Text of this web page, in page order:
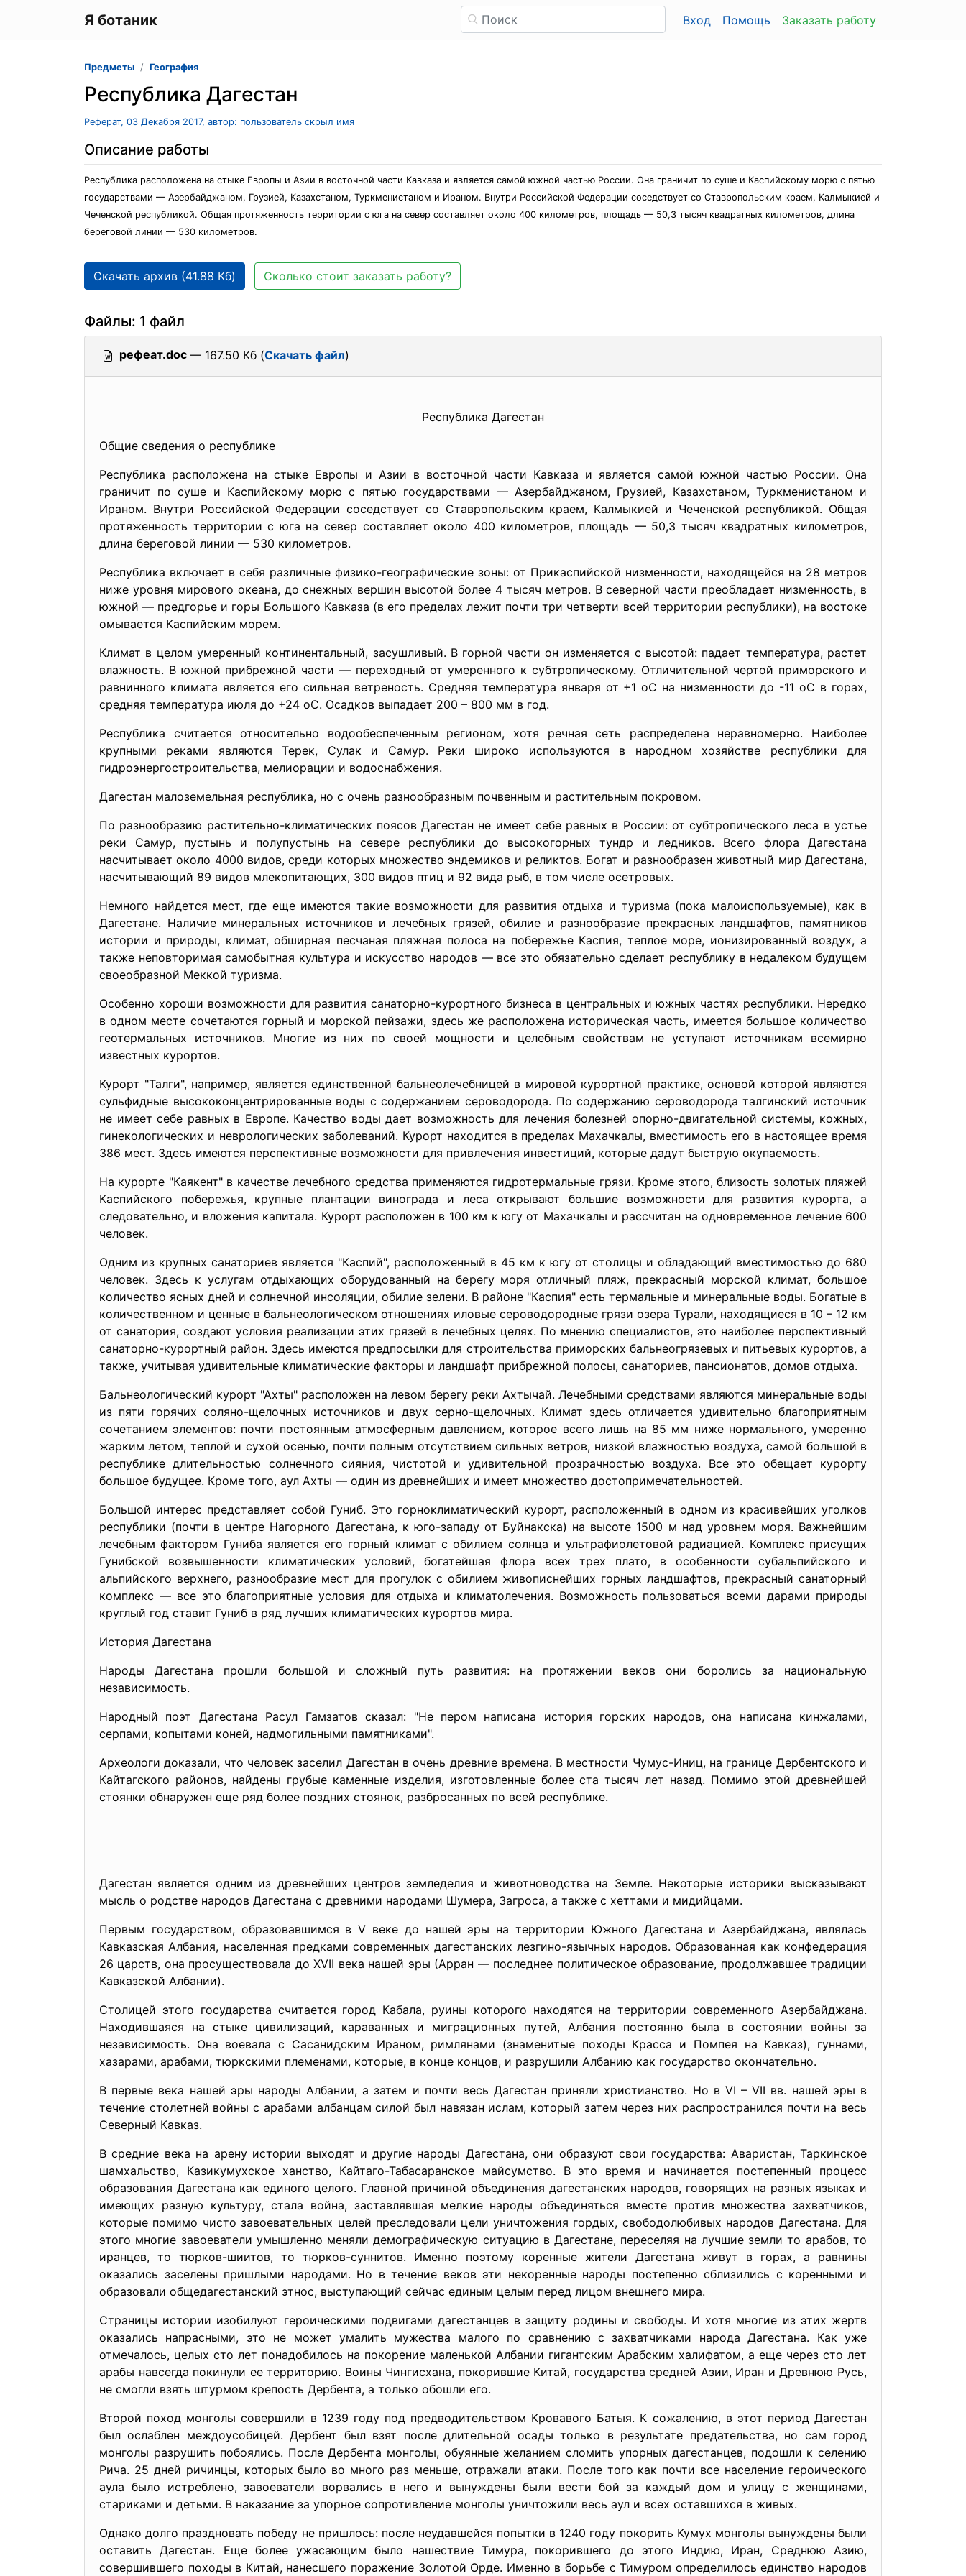
Я ботаник Вход Помощь Заказать работу
Предметы География
Республика Дагестан
Реферат, 03 Декабря 2017, автор: пользователь скрыл имя
Описание работы
Республика расположена на стыке Европы и Азии в восточной части Кавказа и является самой южной частью России. Она граничит по суше и Каспийскому морю с пятью
государствами — Азербайджаном, Грузией, Казахстаном, Туркменистаном и Ираном. Внутри Российской Федерации соседствует со Ставропольским краем, Калмыкией и
Чеченской республикой. Общая протяженность территории с юга на север составляет около 400 километров, площадь — 50,3 тысяч квадратных километров, длина
береговой линии — 530 километров.
Скачать архив (41.88 Кб) Сколько стоит заказать работу?
Файлы: 1 файл
рефеат.doc — 167.50 Кб (Скачать файл)
Республика Дагестан
Общие сведения о республике
Республика расположена на стыке Европы и Азии в восточной части Кавказа и является самой южной частью России. Она
граничит по суше и Каспийскому морю с пятью государствами — Азербайджаном, Грузией, Казахстаном, Туркменистаном и
Ираном. Внутри Российской Федерации соседствует со Ставропольским краем, Калмыкией и Чеченской республикой. Общая
протяженность территории с юга на север составляет около 400 километров, площадь — 50,3 тысяч квадратных километров,
длина береговой линии — 530 километров.
Республика включает в себя различные физико-географические зоны: от Прикаспийской низменности, находящейся на 28 метров
ниже уровня мирового океана, до снежных вершин высотой более 4 тысяч метров. В северной части преобладает низменность, в
южной — предгорье и горы Большого Кавказа (в его пределах лежит почти три четверти всей территории республики), на востоке
омывается Каспийским морем.
Климат в целом умеренный континентальный, засушливый. В горной части он изменяется с высотой: падает температура, растет
влажность. В южной прибрежной части — переходный от умеренного к субтропическому. Отличительной чертой приморского и
равнинного климата является его сильная ветреность. Средняя температура января от +1 oC на низменности до -11 oC в горах,
средняя температура июля до +24 оC. Осадков выпадает 200 – 800 мм в год.
Республика считается относительно водообеспеченным регионом, хотя речная сеть распределена неравномерно. Наиболее
крупными реками являются Терек, Сулак и Самур. Реки широко используются в народном хозяйстве республики для
гидроэнергостроительства, мелиорации и водоснабжения.
Дагестан малоземельная республика, но с очень разнообразным почвенным и растительным покровом.
По разнообразию растительно-климатических поясов Дагестан не имеет себе равных в России: от субтропического леса в устье
реки Самур, пустынь и полупустынь на севере республики до высокогорных тундр и ледников. Всего флора Дагестана
насчитывает около 4000 видов, среди которых множество эндемиков и реликтов. Богат и разнообразен животный мир Дагестана,
насчитывающий 89 видов млекопитающих, 300 видов птиц и 92 вида рыб, в том числе осетровых.
Немного найдется мест, где еще имеются такие возможности для развития отдыха и туризма (пока малоиспользуемые), как в
Дагестане. Наличие минеральных источников и лечебных грязей, обилие и разнообразие прекрасных ландшафтов, памятников
истории и природы, климат, обширная песчаная пляжная полоса на побережье Каспия, теплое море, ионизированный воздух, а
также неповторимая самобытная культура и искусство народов — все это обязательно сделает республику в недалеком будущем
своеобразной Меккой туризма.
Особенно хороши возможности для развития санаторно-курортного бизнеса в центральных и южных частях республики. Нередко
в одном месте сочетаются горный и морской пейзажи, здесь же расположена историческая часть, имеется большое количество
геотермальных источников. Многие из них по своей мощности и целебным свойствам не уступают источникам всемирно
известных курортов.
Курорт "Талги", например, является единственной бальнеолечебницей в мировой курортной практике, основой которой являются
сульфидные высококонцентрированные воды с содержанием сероводорода. По содержанию сероводорода талгинский источник
не имеет себе равных в Европе. Качество воды дает возможность для лечения болезней опорно-двигательной системы, кожных,
гинекологических и неврологических заболеваний. Курорт находится в пределах Махачкалы, вместимость его в настоящее время
386 мест. Здесь имеются перспективные возможности для привлечения инвестиций, которые дадут быструю окупаемость.
На курорте "Каякент" в качестве лечебного средства применяются гидротермальные грязи. Кроме этого, близость золотых пляжей
Каспийского побережья, крупные плантации винограда и леса открывают большие возможности для развития курорта, а
следовательно, и вложения капитала. Курорт расположен в 100 км к югу от Махачкалы и рассчитан на одновременное лечение 600
человек.
Одним из крупных санаториев является "Каспий", расположенный в 45 км к югу от столицы и обладающий вместимостью до 680
человек. Здесь к услугам отдыхающих оборудованный на берегу моря отличный пляж, прекрасный морской климат, большое
количество ясных дней и солнечной инсоляции, обилие зелени. В районе "Каспия" есть термальные и минеральные воды. Богатые в
количественном и ценные в бальнеологическом отношениях иловые сероводородные грязи озера Турали, находящиеся в 10 – 12 км
от санатория, создают условия реализации этих грязей в лечебных целях. По мнению специалистов, это наиболее перспективный
санаторно-курортный район. Здесь имеются предпосылки для строительства приморских бальнеогрязевых и питьевых курортов, а
также, учитывая удивительные климатические факторы и ландшафт прибрежной полосы, санаториев, пансионатов, домов отдыха.
Бальнеологический курорт "Ахты" расположен на левом берегу реки Ахтычай. Лечебными средствами являются минеральные воды
из пяти горячих соляно-щелочных источников и двух серно-щелочных. Климат здесь отличается удивительно благоприятным
сочетанием элементов: почти постоянным атмосферным давлением, которое всего лишь на 85 мм ниже нормального, умеренно
жарким летом, теплой и сухой осенью, почти полным отсутствием сильных ветров, низкой влажностью воздуха, самой большой в
республике длительностью солнечного сияния, чистотой и удивительной прозрачностью воздуха. Все это обещает курорту
большое будущее. Кроме того, аул Ахты — один из древнейших и имеет множество достопримечательностей.
Большой интерес представляет собой Гуниб. Это горноклиматический курорт, расположенный в одном из красивейших уголков
республики (почти в центре Нагорного Дагестана, к юго-западу от Буйнакска) на высоте 1500 м над уровнем моря. Важнейшим
лечебным фактором Гуниба является его горный климат с обилием солнца и ультрафиолетовой радиацией. Комплекс присущих
Гунибской возвышенности климатических условий, богатейшая флора всех трех плато, в особенности субальпийского и
альпийского верхнего, разнообразие мест для прогулок с обилием живописнейших горных ландшафтов, прекрасный санаторный
комплекс — все это благоприятные условия для отдыха и климатолечения. Возможность пользоваться всеми дарами природы
круглый год ставит Гуниб в ряд лучших климатических курортов мира.
История Дагестана
Народы Дагестана прошли большой и сложный путь развития: на протяжении веков они боролись за национальную
независимость.
Народный поэт Дагестана Расул Гамзатов сказал: "Не пером написана история горских народов, она написана кинжалами,
серпами, копытами коней, надмогильными памятниками".
Археологи доказали, что человек заселил Дагестан в очень древние времена. В местности Чумус-Иниц, на границе Дербентского и
Кайтагского районов, найдены грубые каменные изделия, изготовленные более ста тысяч лет назад. Помимо этой древнейшей
стоянки обнаружен еще ряд более поздних стоянок, разбросанных по всей республике.
Дагестан является одним из древнейших центров земледелия и животноводства на Земле. Некоторые историки высказывают
мысль о родстве народов Дагестана с древними народами Шумера, Загроса, а также с хеттами и мидийцами.
Первым государством, образовавшимся в V веке до нашей эры на территории Южного Дагестана и Азербайджана, являлась
Кавказская Албания, населенная предками современных дагестанских лезгино-язычных народов. Образованная как конфедерация
26 царств, она просуществовала до XVII века нашей эры (Арран — последнее политическое образование, продолжавшее традиции
Кавказской Албании).
Столицей этого государства считается город Кабала, руины которого находятся на территории современного Азербайджана.
Находившаяся на стыке цивилизаций, караванных и миграционных путей, Албания постоянно была в состоянии войны за
независимость. Она воевала с Сасанидским Ираном, римлянами (знаменитые походы Красса и Помпея на Кавказ), гуннами,
хазарами, арабами, тюркскими племенами, которые, в конце концов, и разрушили Албанию как государство окончательно.
В первые века нашей эры народы Албании, а затем и почти весь Дагестан приняли христианство. Но в VI – VII вв. нашей эры в
течение столетней войны с арабами албанцам силой был навязан ислам, который затем через них распространился почти на весь
Северный Кавказ.
В средние века на арену истории выходят и другие народы Дагестана, они образуют свои государства: Аваристан, Таркинское
шамхальство, Казикумухское ханство, Кайтаго-Табасаранское майсумство. В это время и начинается постепенный процесс
образования Дагестана как единого целого. Главной причиной объединения дагестанских народов, говорящих на разных языках и
имеющих разную культуру, стала война, заставлявшая мелкие народы объединяться вместе против множества захватчиков,
которые помимо чисто завоевательных целей преследовали цели уничтожения гордых, свободолюбивых народов Дагестана. Для
этого многие завоеватели умышленно меняли демографическую ситуацию в Дагестане, переселяя на лучшие земли то арабов, то
иранцев, то тюрков-шиитов, то тюрков-суннитов. Именно поэтому коренные жители Дагестана живут в горах, а равнины
оказались заселены пришлыми народами. Но в течение веков эти некоренные народы постепенно сблизились с коренными и
образовали общедагестанский этнос, выступающий сейчас единым целым перед лицом внешнего мира.
Страницы истории изобилуют героическими подвигами дагестанцев в защиту родины и свободы. И хотя многие из этих жертв
оказались напрасными, это не может умалить мужества малого по сравнению с захватчиками народа Дагестана. Как уже
отмечалось, целых сто лет понадобилось на покорение маленькой Албании гигантским Арабским халифатом, а еще через сто лет
арабы навсегда покинули ее территорию. Воины Чингисхана, покорившие Китай, государства средней Азии, Иран и Древнюю Русь,
не смогли взять штурмом крепость Дербента, а только обошли его.
Второй поход монголы совершили в 1239 году под предводительством Кровавого Батыя. К сожалению, в этот период Дагестан
был ослаблен междоусобицей. Дербент был взят после длительной осады только в результате предательства, но сам город
монголы разрушить побоялись. После Дербента монголы, обуянные желанием сломить упорных дагестанцев, подошли к селению
Рича. 25 дней ричинцы, которых было во много раз меньше, отражали атаки. После того как почти все население героического
аула было истреблено, завоеватели ворвались в него и вынуждены были вести бой за каждый дом и улицу с женщинами,
стариками и детьми. В наказание за упорное сопротивление монголы уничтожили весь аул и всех оставшихся в живых.
Однако долго праздновать победу не пришлось: после неудавшейся попытки в 1240 году покорить Кумух монголы вынуждены были
оставить Дагестан. Еще более ужасающим было нашествие Тимура, покорившего до этого Индию, Иран, Среднюю Азию,
совершившего походы в Китай, нанесшего поражение Золотой Орде. Именно в борьбе с Тимуром определилось единство народов